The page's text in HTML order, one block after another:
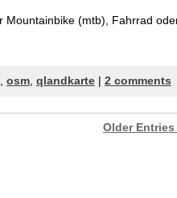
Mountainbike (mtb), Fahrrad
osm qlandkarte 2 comments
Older Entries